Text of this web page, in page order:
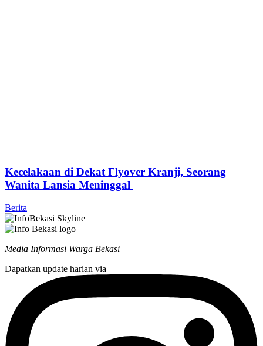
Kecelakaan di Dekat Flyover Kranji, Seorang
Wanita Lansia Meninggal
Berita
Media Informasi Warga Bekasi
Dapatkan update harian via